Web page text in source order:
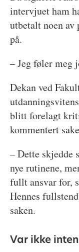
intervjuet ham
utbetalt noen av
på.
– Jeg føler meg
Dekan ved
blitt forelagt
kommentert
– Dette skjedde
nye rutinene,
fullt ansvar for,
Hennes
saken.
Var ikke